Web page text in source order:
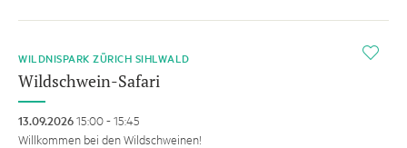
i
WILDNISPARK ZÜRICH SIHLWALD
Wildschwein-Safari
13.09.202615:00 - 15:45
Willkommen bei den Wildschweinen!